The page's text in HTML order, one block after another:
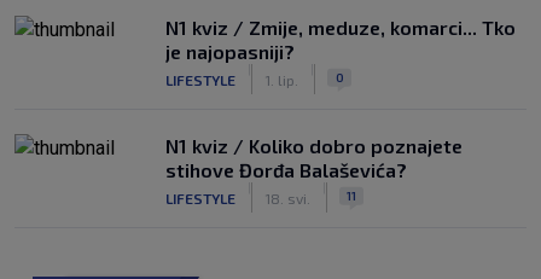
N1 kviz / Zmije, meduze, komarci... Tko
je najopasniji?
LIFESTYLE 1. lip. 0
N1 kviz / Koliko dobro poznajete
stihove Đorđa Balaševića?
LIFESTYLE 18. svi. 11